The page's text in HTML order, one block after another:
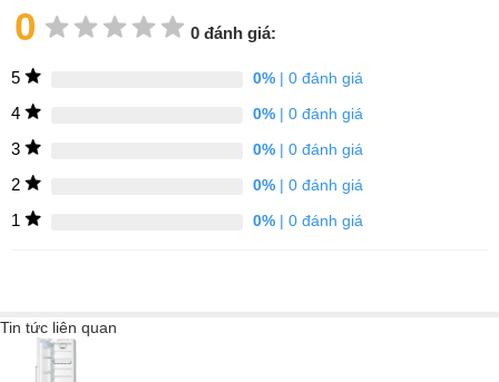
Tủ lạnh-tủ đông Liebherr SmartFrost CTe 2131-196 lít không chỉ
là một thiết bị lưu trữ thực phẩm, mà còn là giải pháp làm lạnh
Thiết kế hiện đại
0 0 đánh giá:
5 0%| 0 đánh giá
4 0%| 0 đánh giá
3 0%| 0 đánh giá
2 0%| 0 đánh giá
1 0%| 0 đánh giá
Tin tức liên quan